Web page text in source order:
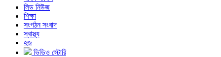
লিড নিউজ
শিক্ষা
সংগঠন সংবাদ
স্বাস্থ্য
হজ
ভিডিও স্টোরি